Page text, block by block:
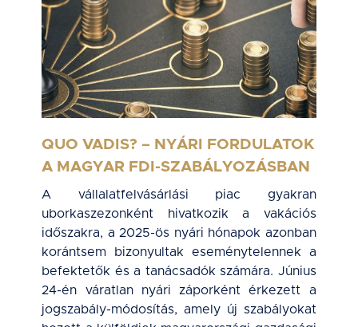
QUO VADIS? – NYÁRI FORDULATOK
A MAGYAR FDI-SZABÁLYOZÁSBAN
A vállalatfelvásárlási piac gyakran
uborkaszezonként hivatkozik a vakációs
időszakra, a 2025-ös nyári hónapok azonban
korántsem bizonyultak eseménytelennek a
befektetők és a tanácsadók számára. Június
24-én váratlan nyári záporként érkezett a
jogszabály-módosítás, amely új szabályokat